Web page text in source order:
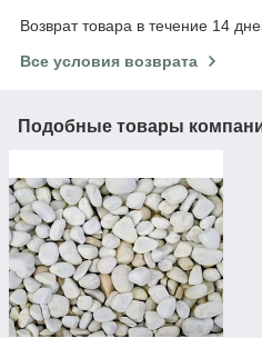
Возврат товара в течение 14
Все условия возврата
Подобные товары